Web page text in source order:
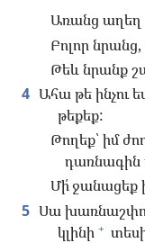
Առանց աղեղ
Բոլոր
Թեև նրանք
4 Ահա թե ինչու
թեքեք:
Թողեք՝ իմ
դառնագին
Մի՛ ջանացեք
5 Սա
կլինի +